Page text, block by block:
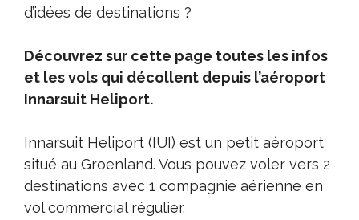
d’idées de destinations ?
Découvrez sur cette page toutes les infos
et les vols qui décollent depuis l’aéroport
Innarsuit Heliport.
Innarsuit Heliport (IUI) est un petit aéroport
situé au Groenland. Vous pouvez voler vers 2
destinations avec 1 compagnie aérienne en
vol commercial régulier.